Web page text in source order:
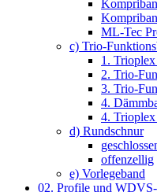
ML-Tec
c) Trio-
1.
2. Trio-
3. Trio-
4.
4. Trioplex
d) Rundschnur
offenzellig
e) Vorlegeband
02. Profile und